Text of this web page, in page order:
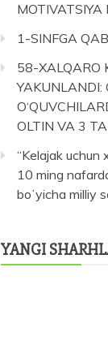
MOTIVATSIYA
1-SINFGA
58-XALQARO
YAKUNLANDI:
OLTIN VA 3
“Kelajak uchun
10 ming
boʻyicha milliy
YANGI